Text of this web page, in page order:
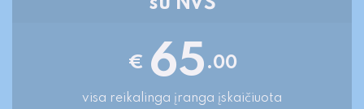
€ 65 .00
visa reikalinga įranga įskaičiuota